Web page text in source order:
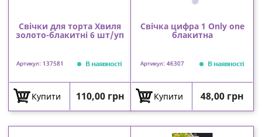
Свічки для торта Хвиля
золото-блакитні 6 шт/уп
Артикул: 137581 В наявності
Купити Ціна
110,00 грн
Свічка цифра 1 Only one
блакитна
Артикул: 46307 В наявності
Купити Ціна
48,00 грн